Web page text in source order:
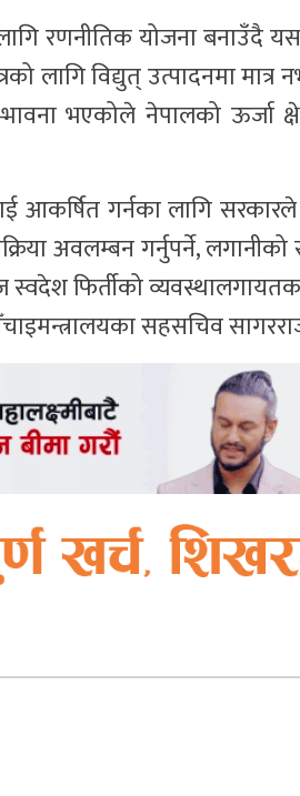
रणनीतिक योजना बनाउँदै यस
लागि विद्युत् उत्पादनमा मात्र
भएकोले नेपालको ऊर्जा
आकर्षित गर्नका लागि सरकारले
अवलम्बन गर्नुपर्ने,
फिर्तीको
सहसचिव